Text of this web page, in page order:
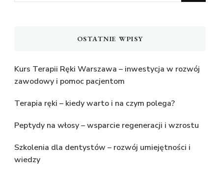
OSTATNIE WPISY
Kurs Terapii Ręki Warszawa – inwestycja w rozwój
zawodowy i pomoc pacjentom
Terapia ręki – kiedy warto i na czym polega?
Peptydy na włosy – wsparcie regeneracji i wzrostu
Szkolenia dla dentystów – rozwój umiejętności i
wiedzy